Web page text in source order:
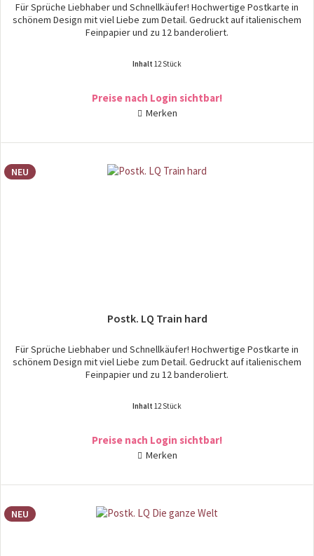
Für Sprüche Liebhaber und Schnellkäufer! Hochwertige Postkarte in
schönem Design mit viel Liebe zum Detail. Gedruckt auf italienischem
Feinpapier und zu 12 banderoliert.
Inhalt12 Stück
Preise nach Login sichtbar!
Merken
NEU
Postk. LQ Train hard
Für Sprüche Liebhaber und Schnellkäufer! Hochwertige Postkarte in
schönem Design mit viel Liebe zum Detail. Gedruckt auf italienischem
Feinpapier und zu 12 banderoliert.
Inhalt12 Stück
Preise nach Login sichtbar!
Merken
NEU